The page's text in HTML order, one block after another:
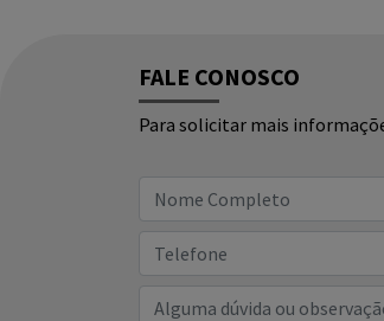
FALE CONOSCO
Para solicitar mais